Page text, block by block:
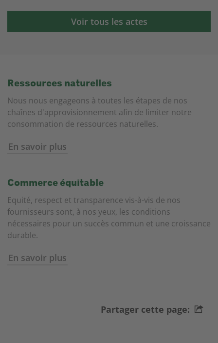
Voir tous les actes
Ressources naturelles
Nous nous engageons à toutes les étapes de nos
chaînes d'approvisionnement afin de limiter notre
consommation de ressources naturelles.
En savoir plus
Commerce équitable
Equité, respect et transparence vis-à-vis de nos
fournisseurs sont, à nos yeux, les conditions
nécessaires pour un succès commun et une croissance
durable.
En savoir plus
Partager cette page: